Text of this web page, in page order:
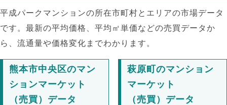
平成パークマンションの所在市町村とエリアの市場データ
です。最新の平均価格、平均㎡単価などの売買データか
ら、流通量や価格変化までわかります。
熊本市中央区のマン
ションマーケット
（売買）データ
萩原町のマンション
マーケット
（売買）データ